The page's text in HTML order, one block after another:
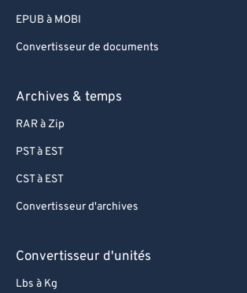
EPUB à MOBI
Convertisseur de documents
Archives & temps
RAR à Zip
PST à EST
CST à EST
Convertisseur d'archives
Convertisseur d'unités
Lbs à Kg